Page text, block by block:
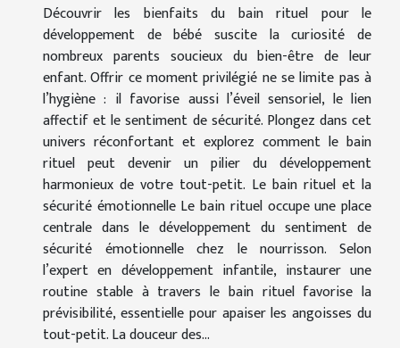
Découvrir les bienfaits du bain rituel pour le
développement de bébé suscite la curiosité de
nombreux parents soucieux du bien-être de leur
enfant. Offrir ce moment privilégié ne se limite pas à
l’hygiène : il favorise aussi l’éveil sensoriel, le lien
affectif et le sentiment de sécurité. Plongez dans cet
univers réconfortant et explorez comment le bain
rituel peut devenir un pilier du développement
harmonieux de votre tout-petit. Le bain rituel et la
sécurité émotionnelle Le bain rituel occupe une place
centrale dans le développement du sentiment de
sécurité émotionnelle chez le nourrisson. Selon
l’expert en développement infantile, instaurer une
routine stable à travers le bain rituel favorise la
prévisibilité, essentielle pour apaiser les angoisses du
tout-petit. La douceur des...